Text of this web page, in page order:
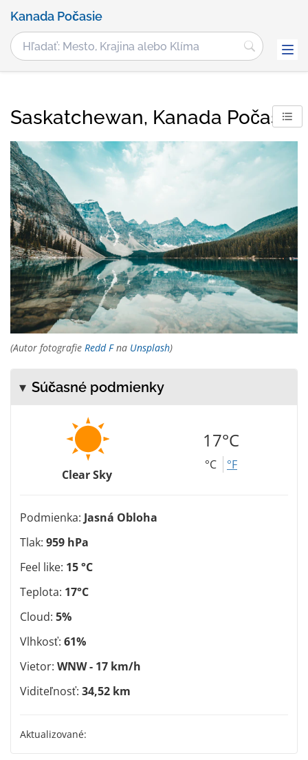
Kanada Počasie
Saskatchewan, Kanada Počasie
(Autor fotografie Redd Fna Unsplash)
Súčasné podmienky
Clear Sky
17°C
°C °F
Podmienka: Jasná Obloha
Tlak: 959 hPa
Feel like: 15 °C
Teplota: 17°C
Cloud: 5%
Vlhkosť: 61%
Vietor: WNW - 17 km/h
Viditeľnosť: 34,52 km
Aktualizované: